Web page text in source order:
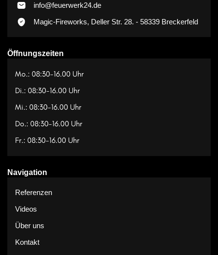
info@feuerwerk24.de
Magic-Fireworks, Deller Str. 28. - 58339 Breckerfeld
Öffnungszeiten
Mo.: 08:30-16.00 Uhr
Di.: 08:30-16.00 Uhr
Mi.: 08:30-16.00 Uhr
Do.: 08:30-16.00 Uhr
Fr.: 08:30-16.00 Uhr
Navigation
Referenzen
Videos
Über uns
Kontakt